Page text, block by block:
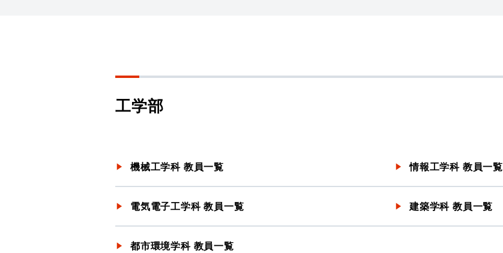
工学部
機械工学科 教員一覧 情報工学科 教員一覧
電気電子工学科 教員一覧 建築学科 教員一覧
都市環境学科 教員一覧